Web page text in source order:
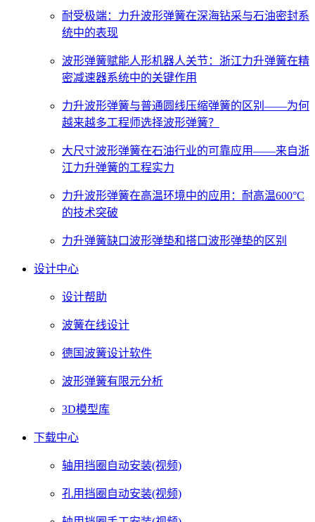
耐受极端：力升波形弹簧在深海钻采与石油密封系
统中的表现
波形弹簧赋能人形机器人关节：浙江力升弹簧在精
密减速器系统中的关键作用
力升波形弹簧与普通圆线压缩弹簧的区别——为何
越来越多工程师选择波形弹簧？
大尺寸波形弹簧在石油行业的可靠应用——来自浙
江力升弹簧的工程实力
力升波形弹簧在高温环境中的应用：耐高温600°C
的技术突破
力升弹簧缺口波形弹垫和搭口波形弹垫的区别
设计中心
设计帮助
波簧在线设计
德国波簧设计软件
波形弹簧有限元分析
3D模型库
下载中心
轴用挡圈自动安装(视频)
孔用挡圈自动安装(视频)